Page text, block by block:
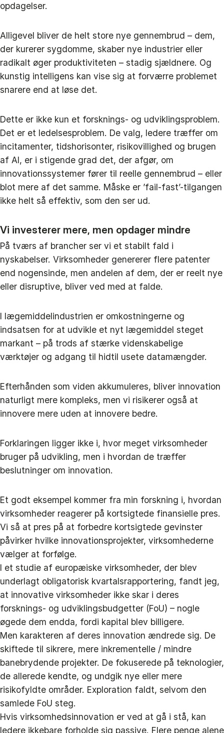
opdagelser.
Alligevel bliver de helt store nye gennembrud – dem,
der kurerer sygdomme, skaber nye industrier eller
radikalt øger produktiviteten – stadig sjældnere. Og
kunstig intelligens kan vise sig at forværre problemet
snarere end at løse det.
Dette er ikke kun et forsknings- og udviklingsproblem.
Det er et ledelsesproblem. De valg, ledere træffer om
incitamenter, tidshorisonter, risikovillighed og brugen
af AI, er i stigende grad det, der afgør, om
innovationssystemer fører til reelle gennembrud – eller
blot mere af det samme. Måske er ’fail-fast’-tilgangen
ikke helt så effektiv, som den ser ud.
Vi investerer mere, men opdager mindre
På tværs af brancher ser vi et stabilt fald i
nyskabelser. Virksomheder genererer flere patenter
end nogensinde, men andelen af dem, der er reelt nye
eller disruptive, bliver ved med at falde.
I lægemiddelindustrien er omkostningerne og
indsatsen for at udvikle et nyt lægemiddel steget
markant – på trods af stærke videnskabelige
værktøjer og adgang til hidtil usete datamængder.
Efterhånden som viden akkumuleres, bliver innovation
naturligt mere kompleks, men vi risikerer også at
innovere mere uden at innovere bedre.
Forklaringen ligger ikke i, hvor meget virksomheder
bruger på udvikling, men i hvordan de træffer
beslutninger om innovation.
Et godt eksempel kommer fra min forskning i, hvordan
virksomheder reagerer på kortsigtede finansielle pres.
Vi så at pres på at forbedre kortsigtede gevinster
påvirker hvilke innovationsprojekter, virksomhederne
vælger at forfølge.
I et studie af europæiske virksomheder, der blev
underlagt obligatorisk kvartalsrapportering, fandt jeg,
at innovative virksomheder ikke skar i deres
forsknings- og udviklingsbudgetter (FoU) – nogle
øgede dem endda, fordi kapital blev billigere.
Men karakteren af deres innovation ændrede sig. De
skiftede til sikrere, mere inkrementelle / mindre
banebrydende projekter. De fokuserede på teknologier,
de allerede kendte, og undgik nye eller mere
risikofyldte områder. Exploration faldt, selvom den
samlede FoU steg.
Hvis virksomhedsinnovation er ved at gå i stå, kan
ledere ikkebare forholde sig passive. Flere penge alene